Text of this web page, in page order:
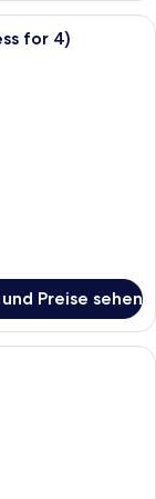
Wohnzimmer mit
for 4)
Preise sehen
Hotelzimmer mit